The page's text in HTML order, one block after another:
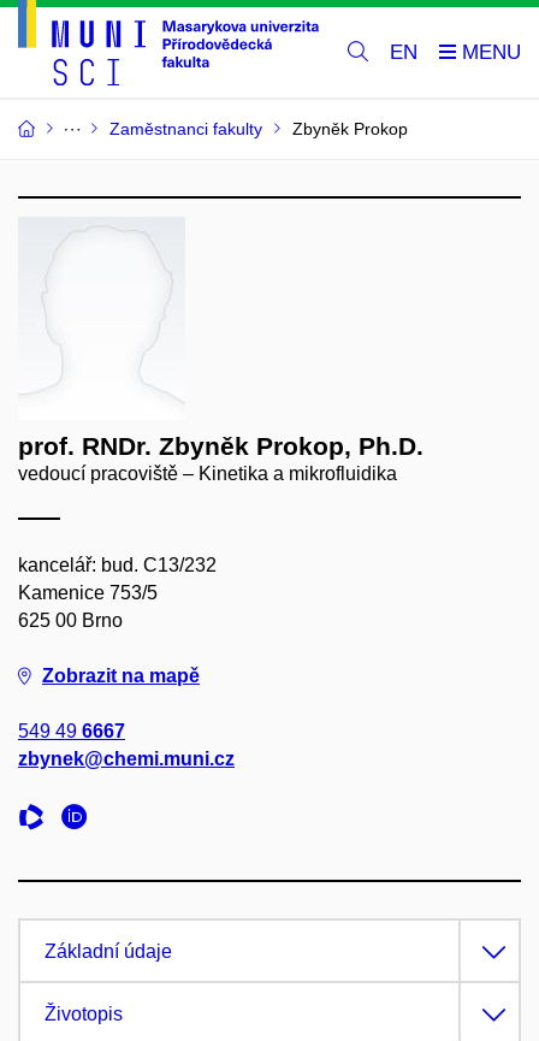
EN
Zaměstnanci fakulty Zbyněk Prokop
prof. RNDr. Zbyněk Prokop, Ph.D.
vedoucí pracoviště – Kinetika a mikrofluidika
kancelář: bud. C13/232
Kamenice 753/5
625 00 Brno
Zobrazit na mapě
549 49 6667
zbynek@chemi.muni.cz
Základní údaje
Životopis